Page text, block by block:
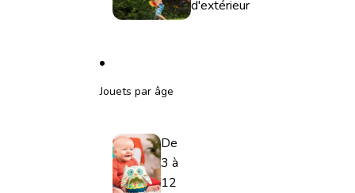
d'extérieur
Jouets par âge
De
3 à
12